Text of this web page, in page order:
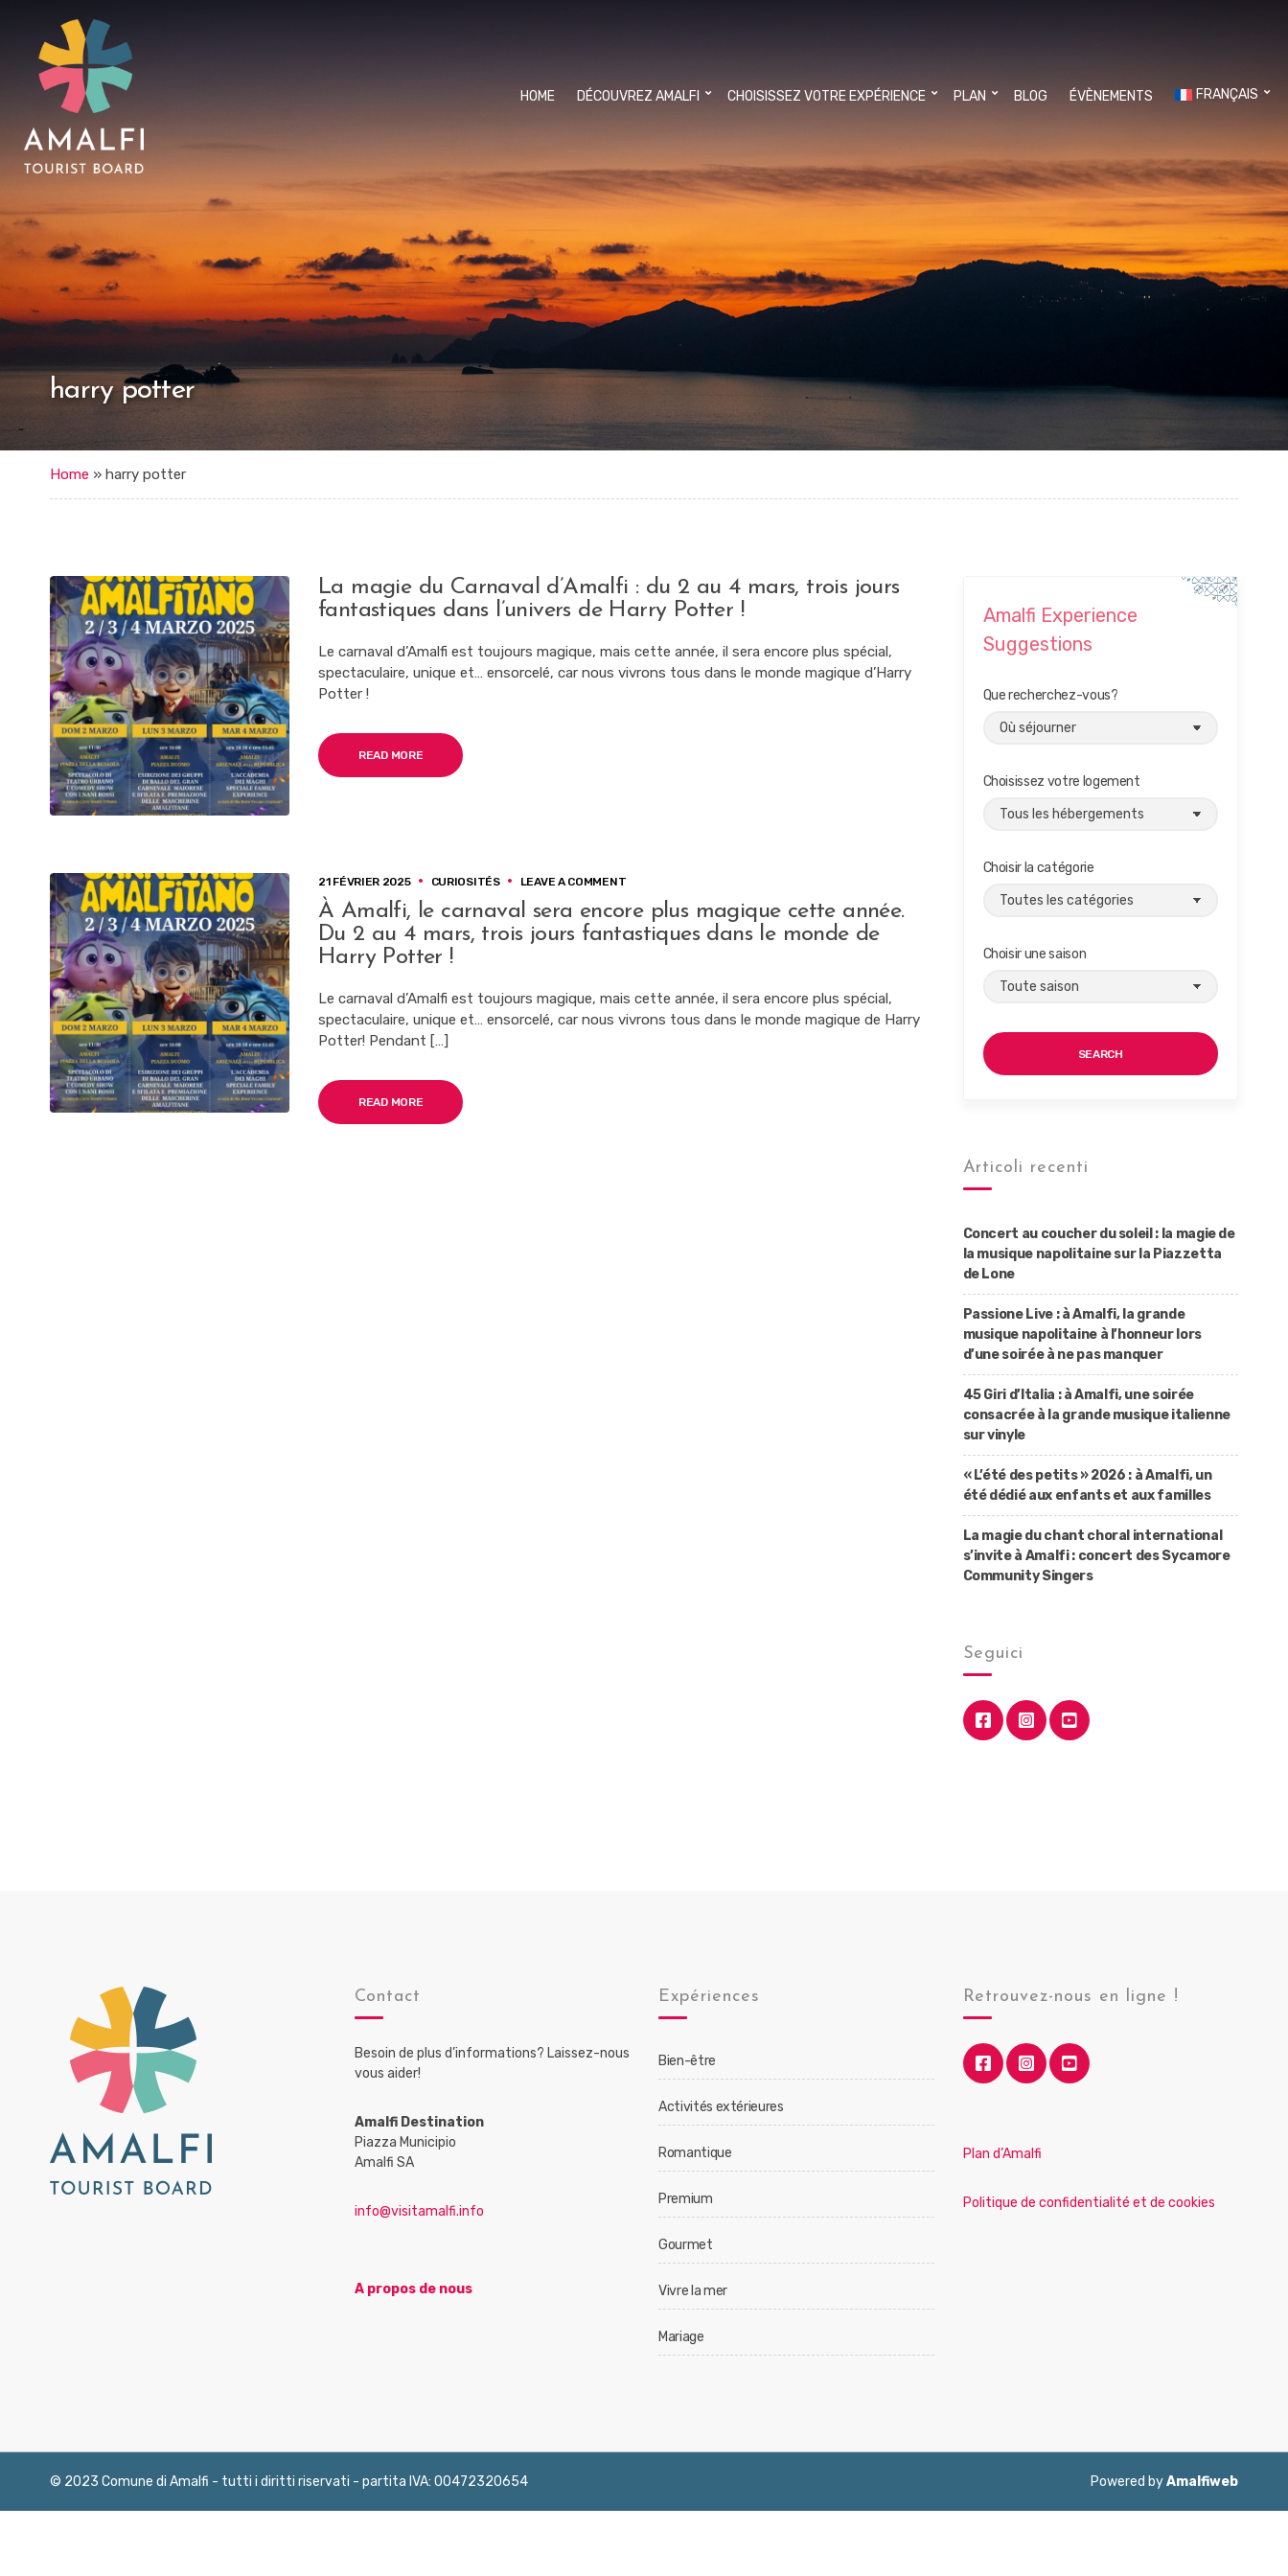
HOME DÉCOUVREZ AMALFI CHOISISSEZ VOTRE EXPÉRIENCE PLAN BLOG ÉVÈNEMENTS FRANÇAIS
harry potter
Home » harry potter
La magie du Carnaval d’Amalfi : du 2 au 4 mars, trois jours
fantastiques dans l’univers de Harry Potter !
Le carnaval d’Amalfi est toujours magique, mais cette année, il sera encore plus spécial,
spectaculaire, unique et… ensorcelé, car nous vivrons tous dans le monde magique d’Harry
Potter !
READ MORE
21 FÉVRIER 2025 CURIOSITÉS LEAVE A COMMENTON
AMALFI,
LE
PLUS
MAGIQUE
À Amalfi, le carnaval sera encore plus magique cette année.
Du 2 au 4 mars, trois jours fantastiques dans le monde de
Harry Potter !
Le carnaval d’Amalfi est toujours magique, mais cette année, il sera encore plus spécial,
spectaculaire, unique et… ensorcelé, car nous vivrons tous dans le monde magique de Harry
Potter! Pendant […]
READ MORE
Amalfi Experience
Suggestions
Que recherchez-vous?
Choisissez votre logement
Choisir la catégorie
Choisir une saison
SEARCH
Articoli recenti
Concert au coucher du soleil : la magie de
la musique napolitaine sur la Piazzetta
de Lone
Passione Live : à Amalfi, la grande
musique napolitaine à l’honneur lors
d’une soirée à ne pas manquer
45 Giri d’Italia : à Amalfi, une soirée
consacrée à la grande musique italienne
sur vinyle
« L’été des petits » 2026 : à Amalfi, un
été dédié aux enfants et aux familles
La magie du chant choral international
s’invite à Amalfi : concert des Sycamore
Community Singers
Seguici
Contact
Besoin de plus d’informations? Laissez-nous
vous aider!
Amalfi Destination
Piazza Municipio
Amalfi SA
info@visitamalfi.info
A propos de nous
Expériences
Bien-être
Activités extérieures
Romantique
Premium
Gourmet
Vivre la mer
Mariage
Retrouvez-nous en ligne !
Plan d’Amalfi
Politique de confidentialité et de cookies
© 2023 Comune di Amalfi - tutti i diritti riservati - partita IVA: 00472320654 Powered byAmalfiweb